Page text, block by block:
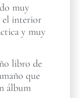
muy
el interior
y muy
libro de
que
álbum